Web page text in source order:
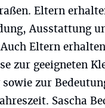
Eltern
Ausstattung
Eltern
zur geeigneten
zur
Sascha